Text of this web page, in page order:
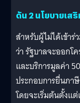
ดัน 2 นโยบายเ
สำหรับผู้ไม่ได้เข้า
ว่า รัฐบาลจะออกโ
และบริการมูลค่า
ประกอบการยื่นภา
โดยจะเริ่มต้นตั้งแ